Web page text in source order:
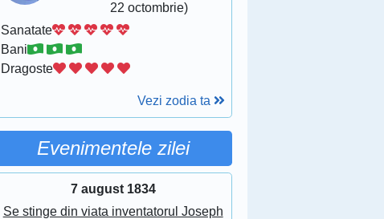
22 octombrie)
Sanatate
Bani
Dragoste
Vezi zodia ta
Evenimentele zilei
7 august 1834
Se stinge din viata inventatorul Joseph